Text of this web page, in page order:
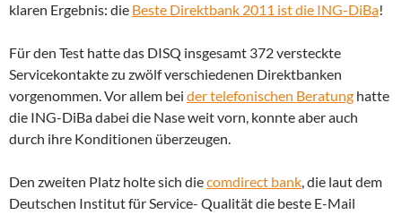
klaren Ergebnis: die Beste Direktbank 2011 ist die ING-DiBa!
Für den Test hatte das DISQ insgesamt 372 versteckte
Servicekontakte zu zwölf verschiedenen Direktbanken
vorgenommen. Vor allem bei der telefonischen Beratung hatte
die ING-DiBa dabei die Nase weit vorn, konnte aber auch
durch ihre Konditionen überzeugen.
Den zweiten Platz holte sich diecomdirect bank, die laut dem
Deutschen Institut für Service- Qualität die beste E-Mail